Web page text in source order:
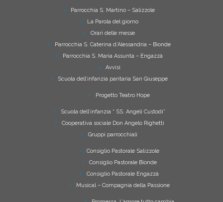
Parrocchia S. Martino – Salizzole
La Parola del giorno
Orari delle messe
Parrocchia S. Caterina d’Alessandria – Bionde
Parrocchia S. Maria Assunta – Engazzà
Avvisi
Scuola dell’infanzia paritaria San Giuseppe
Progetto Teatro Hope
Scuola dell’infanzia “ SS. Angeli Custodi”
Cooperativa sociale Don Angelo Righetti
Gruppi parrocchiali
Consiglio Pastorale Salizzole
Consiglio Pastorale Bionde
Consiglio Pastorale Engazzà
Musical – Compagnia della Passione